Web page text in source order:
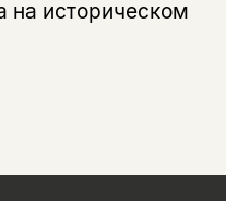
на историческом